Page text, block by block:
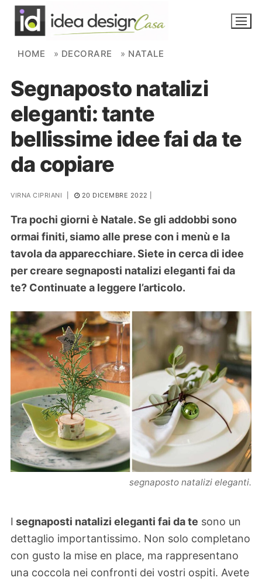
Skip to content
NOVITÀ
AMBIENTI
FAI DA TE
PIANTE
Ortaggio
HOME » DECORARE » NATALE
Segnaposto natalizi
eleganti: tante
bellissime idee fai da te
da copiare
VIRNA CIPRIANI 20 DICEMBRE 2022
Tra pochi giorni è Natale. Se gli addobbi sono
ormai finiti, siamo alle prese con i menù e la
tavola da apparecchiare. Siete in cerca di idee
per creare segnaposti natalizi eleganti fai da
te? Continuate a leggere l’articolo.
segnaposto natalizi eleganti.
I segnaposti natalizi eleganti fai da te sono un
dettaglio importantissimo. Non solo completano
con gusto la mise en place, ma rappresentano
una coccola nei confronti dei vostri ospiti. Avete